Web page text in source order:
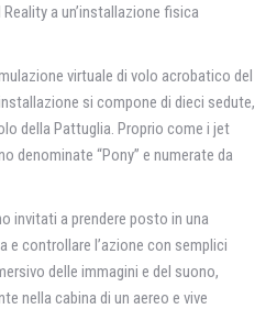
a un’installazione fisica
virtuale di volo acrobatico del
si compone di dieci sedute,
della Pattuglia. Proprio come i jet
denominate “Pony” e numerate da
invitati a prendere posto in una
e controllare l’azione con semplici
delle immagini e del suono,
nella cabina di un aereo e vive